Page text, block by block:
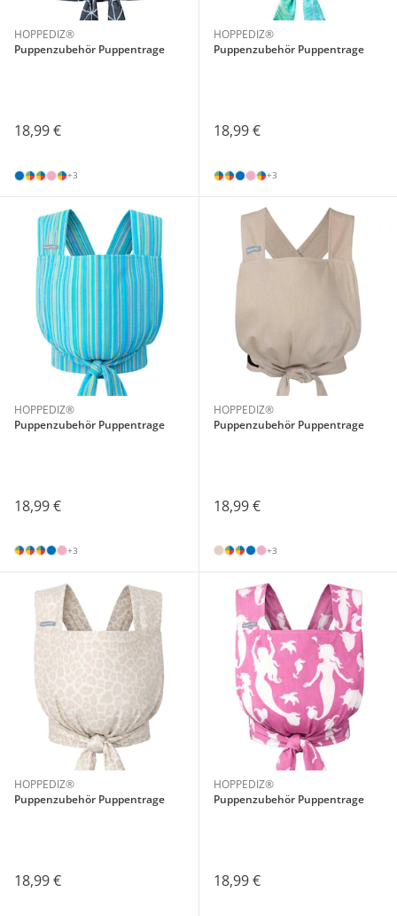
HOPPEDIZ®
Puppenzubehör Puppentrage
18,99 €
+3
HOPPEDIZ®
Puppenzubehör Puppentrage
18,99 €
+3
HOPPEDIZ®
Puppenzubehör Puppentrage
18,99 €
+3
HOPPEDIZ®
Puppenzubehör Puppentrage
18,99 €
+3
HOPPEDIZ®
Puppenzubehör Puppentrage
18,99 €
HOPPEDIZ®
Puppenzubehör Puppentrage
18,99 €